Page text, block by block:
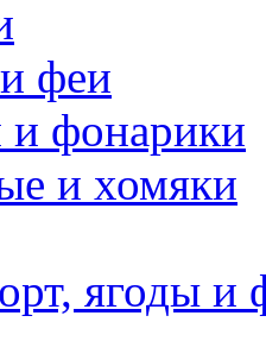
феи
и фонарики
и хомяки
ягоды и